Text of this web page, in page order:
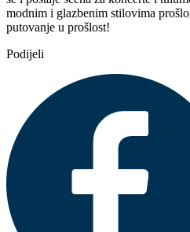
modnim i glazbenim stilovima
putovanje u prošlost!
Podijeli